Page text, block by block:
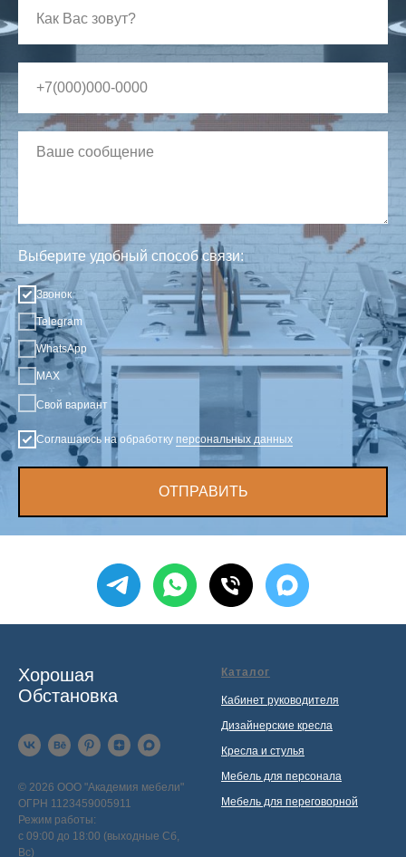
Выберите удобный способ связи:
Звонок
Telegram
WhatsApp
MAX
Свой вариант
Соглашаюсь на обработку персональных данных
ОТПРАВИТЬ
Хорошая
Обстановка
© 2026 ООО "Академия мебели"
ОГРН 1123459005911
Режим работы:
с 09:00 до 18:00 (выходные Сб,
Вс)
Каталог
Кабинет руководителя
Дизайнерские кресла
Кресла и стулья
Мебель для персонала
Мебель для переговорной